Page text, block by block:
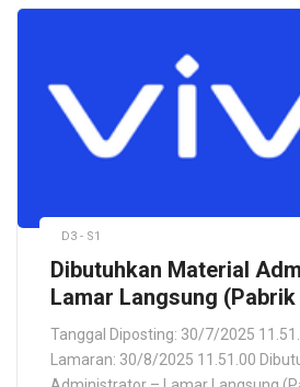
Deskripsi Pekerjaan Hertz Flavors
the development and […]
D3 - S1
Dibutuhkan Material
Lamar Langsung
Tanggal Diposting: 30/7/2025
Lamaran: 30/8/2025 11.51.00